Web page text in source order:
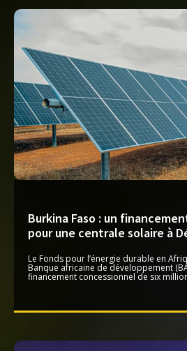
Burkina Faso : un
pour une centrale solaire à
Le Fonds pour l’énergie durable en
Banque africaine de développement
financement concessionnel de six